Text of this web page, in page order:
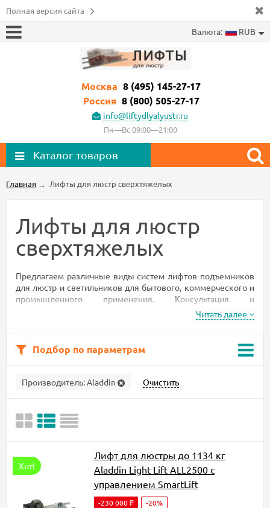
Полная версия сайта
Валюта: RUB
Москва 8 (495) 145-27-17
Россия 8 (800) 505-27-17
info@liftydlyalyustr.ru
Пн—Вс 09:00—21:00
Каталог товаров
Главная → Лифты для люстр сверхтяжелых
Лифты для люстр
сверхтяжелых
Предлагаем различные виды систем лифтов подъемников
для люстр и светильников для бытового, коммерческого и
промышленного применения. Консультация и
сопровождение от проекта до реализации. Подбор
подъемного оборудования под Ваш объект.
увеличенной грузоподъемностью для крупногабаритных и
сверхтяжелых люстр.
Читать далее
Подбор по параметрам
Производитель:Aladdin Очистить
Хит!
Лифт для люстры до 1134 кг
Aladdin Light Lift ALL2500 с
управлением SmartLift
-230 000 ₽ -20%